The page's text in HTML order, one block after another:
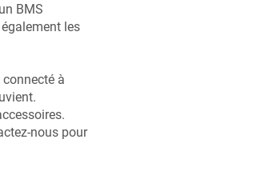
BMS
les
à
nous pour